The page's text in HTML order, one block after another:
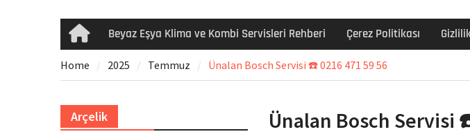
HomeBeyaz Eşya Klima ve Kombi Servisleri Rehberi Çerez Politikası
Home 2025 Temmuz Ünalan Bosch Servisi ☎️ 0216 471 59 56
Ünalan Bosch Servisi
Arçelik